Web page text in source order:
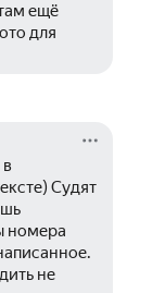
ещё
для
Судят
номера
не